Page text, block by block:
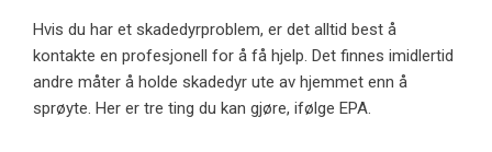
Hvis du har et skadedyrproblem, er det alltid best å
kontakte en profesjonell for å få hjelp. Det finnes imidlertid
andre måter å holde skadedyr ute av hjemmet enn å
sprøyte. Her er tre ting du kan gjøre, ifølge EPA.